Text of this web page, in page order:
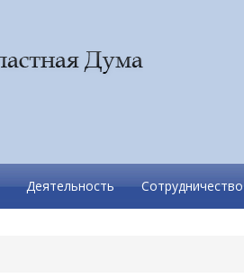
Деятельность Сотрудничество